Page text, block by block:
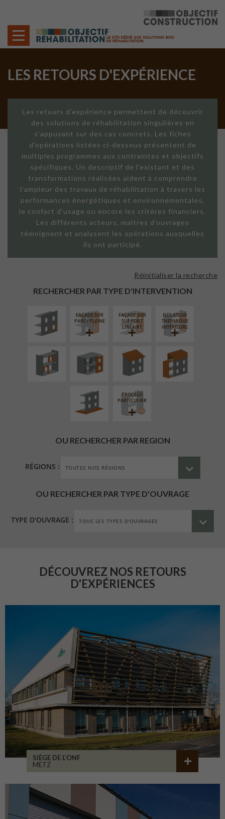
LES RETOURS D'EXPÉRIENCE
Les retours d'expérience permettent de découvrir
des solutions de réhabilitation singulières en
s'appuyant sur des cas concrets. Les fiches
d'opérations listées ci-dessous présentent de
multiples programmes aux contraintes et objectifs
spécifiques. Un descriptif de l'existant et des
transformations réalisées aident à comprendre
l'ampleur des travaux de réhabilitation à travers les
performances énergétiques et environnementales,
le confort d'usage ou encore les critères financiers.
Les différents acteurs, maîtres d'ouvrages
témoignent et analysent les opérations auxquelles
ils ont participé.
RECHERCHER PAR TYPE D'INTERVENTION
Réinitialiser la recherche
EXTÉRIEURE
FAÇADE SUR
PAROI PLEINE
FAÇADE SUR
SUPPORT
LINÉAIRE
ISOLATION
THERMIQUE
INTÉRIEURE
RÉAMÉNAGEMENT
INTÉRIEUR
FERMETURE
LOGGIAS
RÉFECTION DES
TOITURES
SURÉLÉVATION
EXTENSION
AMÉNAGEMENT
EXTÉRIEUR
PROCÉDÉ
PARTICULIER
OU RECHERCHER PAR REGION
RÉGIONS :
OU RECHERCHER PAR TYPE D'OUVRAGE
TYPE D'OUVRAGE :
DÉCOUVREZ NOS RETOURS
D'EXPÉRIENCES
SIÈGE DE L’ONF
METZ